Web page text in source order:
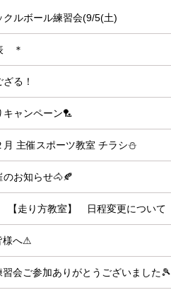
ルボール練習会(9/5(土)
＊
る！
キャンペーン🏸
主催スポーツ教室 チラシ⛄
のお知らせ🐴🍂
【走り方教室】 日程変更について
様へ⚠
会ご参加ありがとうございました🎾